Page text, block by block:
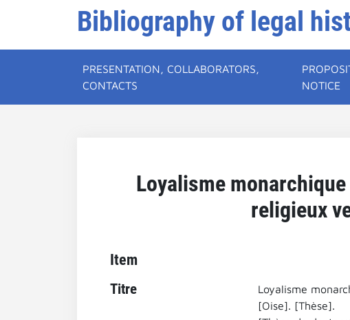
Bibliography of legal
PRESENTATION, COLLABORATORS,
CONTACTS
NOTICE
Loyalisme
religieux
Item
Titre
Loyalisme
[Oise]. [Thèse].